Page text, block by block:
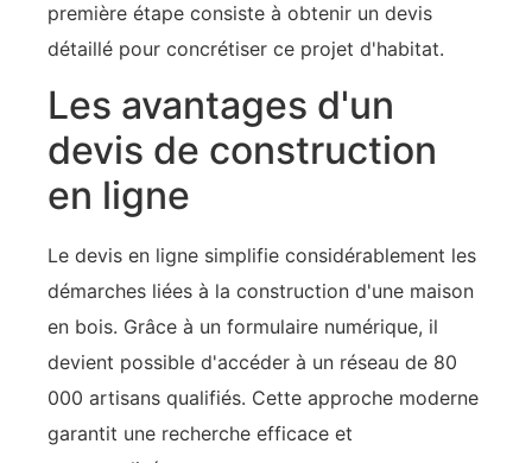
première étape consiste à obtenir un devis
détaillé pour concrétiser ce projet d'habitat.
Les avantages d'un
devis de construction
en ligne
Le devis en ligne simplifie considérablement les
démarches liées à la construction d'une maison
en bois. Grâce à un formulaire numérique, il
devient possible d'accéder à un réseau de 80
000 artisans qualifiés. Cette approche moderne
garantit une recherche efficace et